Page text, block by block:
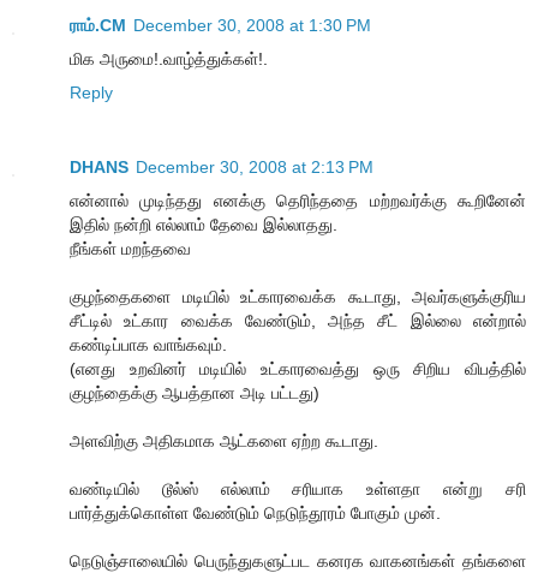
ராம்.CM December 30, 2008 at 1:30 PM
மிக அருமை!.வாழ்த்துக்கள்!.
Reply
DHANS December 30, 2008 at 2:13 PM
என்னால் முடிந்தது எனக்கு தெரிந்ததை மற்றவர்க்கு கூறினேன்
இதில் நன்றி எல்லாம் தேவை இல்லாதது.
நீங்கள் மறந்தவை
குழந்தைகளை மடியில் உட்காரவைக்க கூடாது, அவர்களுக்குரிய
சீட்டில் உட்கார வைக்க வேண்டும், அந்த சீட் இல்லை என்றால்
கண்டிப்பாக வாங்கவும்.
(எனது உறவினர் மடியில் உட்காரவைத்து ஒரு சிறிய விபத்தில்
குழந்தைக்கு ஆபத்தான அடி பட்டது)
அளவிற்கு அதிகமாக ஆட்களை ஏற்ற கூடாது.
வண்டியில் டூல்ஸ் எல்லாம் சரியாக உள்ளதா என்று சரி
பார்த்துக்கொள்ள வேண்டும் நெடுந்தூரம் போகும் முன்.
நெடுஞ்சாலையில் பெருந்துகளுட்பட கனரக வாகனங்கள் தங்களை